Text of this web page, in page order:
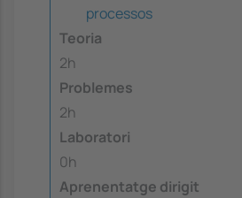
processos
Teoria
2h
Problemes
2h
Laboratori
0h
Aprenentatge dirigit